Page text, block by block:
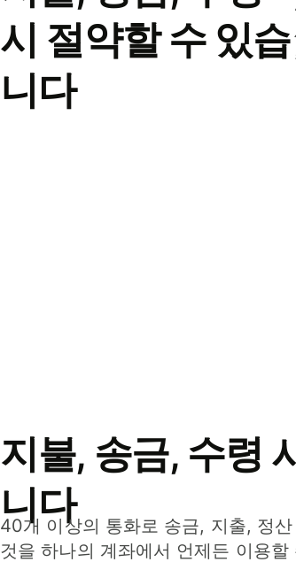
시 절약할 수 있습
니다
지불, 송금, 수령
니다
40개 이상의 통화로 송금, 지출, 정
것을 하나의 계좌에서 언제든 이용할